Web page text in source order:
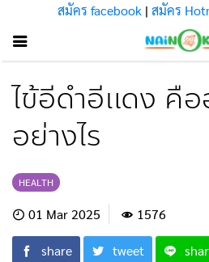
สมัคร facebook | สมัคร
ไข้อีดำอีแดง คือ
อย่างไร
HEALTH
01 Mar 2025 1576
share tweet